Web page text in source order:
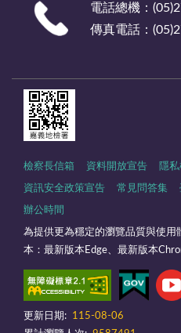
電話總機：
傳真電話：
檢察長信箱 資料開放宣告 隱
資訊安全政策宣告 常見問答集
辦公時間
為提供更為穩定的瀏覽品質與使用
本：最新版本Edge、最新版本
更新日期:
115-08-06